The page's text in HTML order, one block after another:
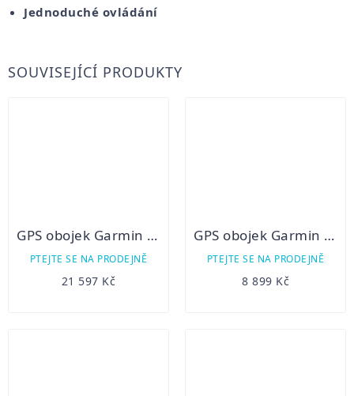
Jednoduché ovládání
SOUVISEJÍCÍ PRODUKTY
GPS obojek Garmin Alpha 50 T5(mini) + CZ/EU TOPO
PTEJTE SE NA PRODEJNĚ
21 597 Kč
GPS obojek Garmin T5
PTEJTE SE NA PRODEJNĚ
8 899 Kč